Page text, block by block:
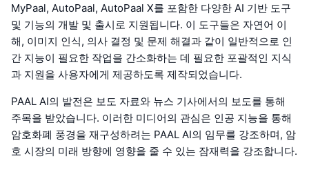
MyPaal, AutoPaal, AutoPaal X를 포함한 다양한 AI 기반 도구
및 기능의 개발 및 출시로 지원됩니다. 이 도구들은 자연어 이
해, 이미지 인식, 의사 결정 및 문제 해결과 같이 일반적으로 인
간 지능이 필요한 작업을 간소화하는 데 필요한 포괄적인 지식
과 지원을 사용자에게 제공하도록 제작되었습니다.
PAAL AI의 발전은 보도 자료와 뉴스 기사에서의 보도를 통해
주목을 받았습니다. 이러한 미디어의 관심은 인공 지능을 통해
암호화폐 풍경을 재구성하려는 PAAL AI의 임무를 강조하며, 암
호 시장의 미래 방향에 영향을 줄 수 있는 잠재력을 강조합니다.